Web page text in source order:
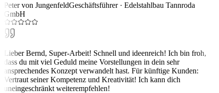
Peter von JungenfeldGeschäftsführer· Edelstahlbau Tannroda
GmbH
Lieber Bernd, Super-Arbeit! Schnell und ideenreich! Ich bin froh,
dass du mit viel Geduld meine Vorstellungen in dein sehr
ansprechendes Konzept verwandelt hast. Für künftige Kunden:
Vertraut seiner Kompetenz und Kreativität! Ich kann dich
uneingeschränkt weiterempfehlen!